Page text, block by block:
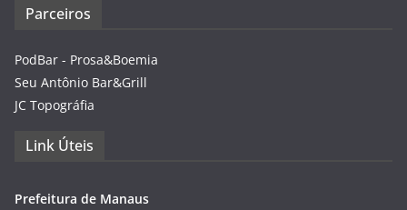
Parceiros
PodBar - Prosa&Boemia
Seu Antônio Bar&Grill
JC Topográfia
Link Úteis
Prefeitura de Manaus